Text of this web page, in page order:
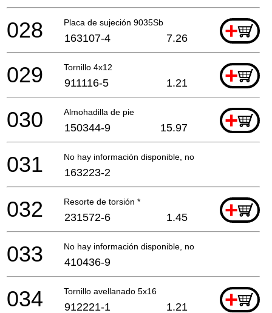
Placa de sujeción 9035Sb +
028 163107-4 7.26
Tornillo 4x12 +
029 911116-5 1.21
Almohadilla de pie +
030 150344-9 15.97
No hay información disponible, no se puede pedir
031 163223-2
Resorte de torsión * +
032 231572-6 1.45
No hay información disponible, no se puede pedir
033 410436-9
Tornillo avellanado 5x16 +
034 912221-1 1.21